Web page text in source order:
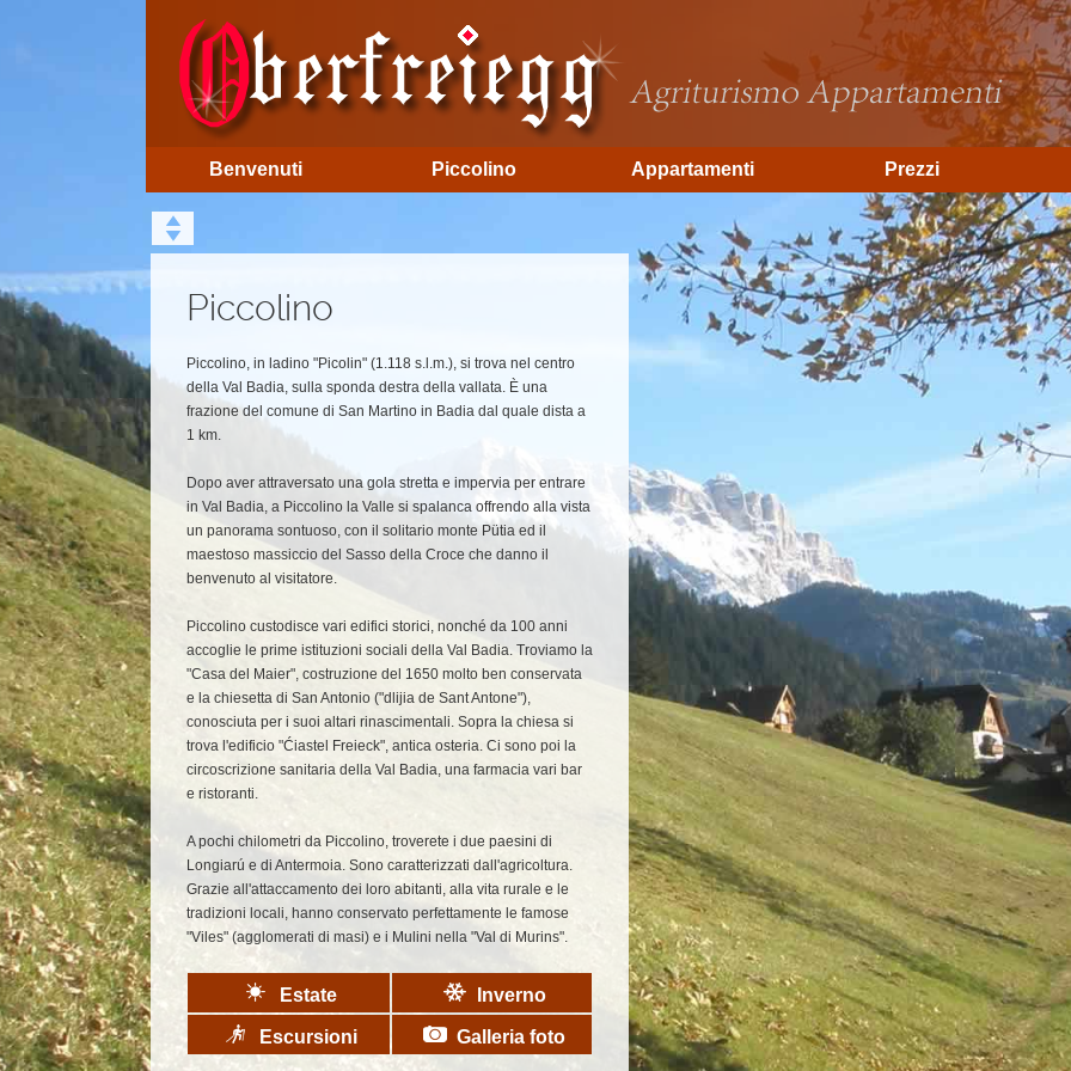
Benvenuti Piccolino Appartamenti Prezzi
Piccolino
Piccolino, in ladino "Picolin" (1.118 s.l.m.), si trova nel centro
della Val Badia, sulla sponda destra della vallata. È una
frazione del comune di San Martino in Badia dal quale dista a
1 km.
Dopo aver attraversato una gola stretta e impervia per entrare
in Val Badia, a Piccolino la Valle si spalanca offrendo alla vista
un panorama sontuoso, con il solitario monte Pütia ed il
maestoso massiccio del Sasso della Croce che danno il
benvenuto al visitatore.
Piccolino custodisce vari edifici storici, nonché da 100 anni
accoglie le prime istituzioni sociali della Val Badia. Troviamo la
"Casa del Maier", costruzione del 1650 molto ben conservata
e la chiesetta di San Antonio ("dlijia de Sant Antone"),
conosciuta per i suoi altari rinascimentali. Sopra la chiesa si
trova l'edificio "Ćiastel Freieck", antica osteria. Ci sono poi la
circoscrizione sanitaria della Val Badia, una farmacia vari bar
e ristoranti.
A pochi chilometri da Piccolino, troverete i due paesini di
Longiarú e di Antermoia. Sono caratterizzati dall'agricoltura.
Grazie all'attaccamento dei loro abitanti, alla vita rurale e le
tradizioni locali, hanno conservato perfettamente le famose
"Viles" (agglomerati di masi) e i Mulini nella "Val di Murins".
Estate Inverno
Escursioni Galleria foto